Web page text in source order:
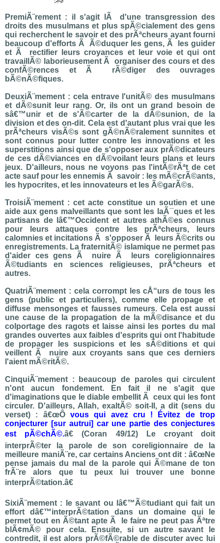
PremiÃ¨rement : il s'agit lÃ d'une transgression des
droits des musulmans et plus spÃ©cialement des gens
qui recherchent le savoir et des prÃªcheurs ayant fourni
beaucoup d'efforts Ã Ã©duquer les gens, Ã les guider
et Ã rectifier leurs croyances et leur voie et qui ont
travaillÃ© laborieusement Ã organiser des cours et des
confÃ©rences et Ã rÃ©diger des ouvrages
bÃ©nÃ©fiques.
DeuxiÃ¨mement : cela entrave l'unitÃ© des musulmans
et dÃ©sunit leur rang. Or, ils ont un grand besoin de
sâ€™unir et de s'Ã©carter de la dÃ©sunion, de la
division et des on-dit. Cela est d'autant plus vrai que les
prÃªcheurs visÃ©s sont gÃ©nÃ©ralement sunnites et
sont connus pour lutter contre les innovations et les
superstitions ainsi que de s'opposer aux prÃ©dicateurs
de ces dÃ©viances en dÃ©voilant leurs plans et leurs
jeux. D'ailleurs, nous ne voyons pas l'intÃ©rÃªt de cet
acte sauf pour les ennemis Ã savoir : les mÃ©crÃ©ants,
les hypocrites, et les innovateurs et les Ã©garÃ©s.
TroisiÃ¨mement : cet acte constitue un soutien et une
aide aux gens malveillants que sont les laÃ¯ques et les
partisans de lâ€™Occident et autres athÃ©es connus
pour leurs attaques contre les prÃªcheurs, leurs
calomnies et incitations Ã s'opposer Ã leurs Ã©crits ou
enregistrements. La fraternitÃ© islamique ne permet pas
d'aider ces gens Ã nuire Ã leurs coreligionnaires
Ã©tudiants en sciences religieuses, prÃªcheurs et
autres.
QuatriÃ¨mement : cela corrompt les cÅ“urs de tous les
gens (public et particuliers), comme elle propage et
diffuse mensonges et fausses rumeurs. Cela est aussi
une cause de la propagation de la mÃ©disance et du
colportage des ragots et laisse ainsi les portes du mal
grandes ouvertes aux faibles d'esprits qui ont l'habitude
de propager les suspicions et les sÃ©ditions et qui
veillent Ã nuire aux croyants sans que ces derniers
l'aient mÃ©ritÃ©.
CinquiÃ¨mement : beaucoup de paroles qui circulent
n'ont aucun fondement. En fait il ne s'agit que
d'imaginations que le diable embellit Ã ceux qui les font
circuler. D'ailleurs, Allah, exaltÃ© soit-Il, a dit (sens du
verset) : â€œÔvous qui avez cru ! Évitez de trop
conjecturer [sur autrui] car une partie des conjectures
est pÃ©chÃ©.â€ (Coran 49/12) Le croyant doit
interprÃ©ter la parole de son coreligionnaire de la
meilleure maniÃ¨re, car certains Anciens ont dit : â€œNe
pense jamais du mal de la parole qui Ã©mane de ton
frÃ¨re alors que tu peux lui trouver une bonne
interprÃ©tation.â€
SixiÃ¨mement : le savant ou lâ€™Ã©tudiant qui fait un
effort dâ€™interprÃ©tation dans un domaine qui le
permet tout en Ã©tant apte Ã le faire ne peut pas Ãªtre
blÃ¢mÃ© pour cela. Ensuite, si un autre savant le
contredit, il est alors prÃ©fÃ©rable de discuter avec lui